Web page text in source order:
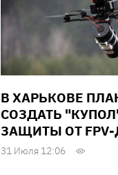
В ХАРЬКОВЕ
СОЗДАТЬ
ЗАЩИТЫ ОТ
31 Июля 12:06